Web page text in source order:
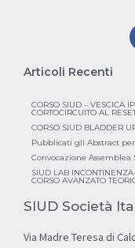
Articoli Recenti
CORSO SIUD – VESCICA
CORTOCIRCUITO AL
CORSO SIUD BLADDER
Pubblicati gli Abstract per
Convocazione Assemblea
SIUD LAB
CORSO AVANZATO
SIUD Società
Via Madre Teresa di